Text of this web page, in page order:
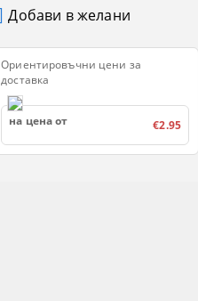
Добави в желани
Ориентировъчни цени за
доставка
на цена от €2.95